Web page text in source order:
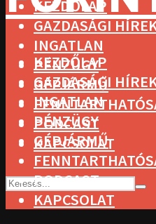
KEZDŐLAP
GAZDASÁGI
INGATLAN
PÉNZÜGY
GÉPJÁRMŰ
PODCAST
KAPCSOLAT
KEZDŐLAP
GAZDASÁGI
INGATLAN
PÉNZÜGY
GÉPJÁRMŰ
PODCAST
KAPCSOLAT